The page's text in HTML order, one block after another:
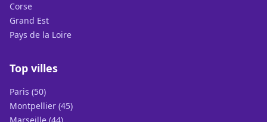
Corse
Grand Est
Pays de la Loire
Top villes
Paris (50)
Montpellier (45)